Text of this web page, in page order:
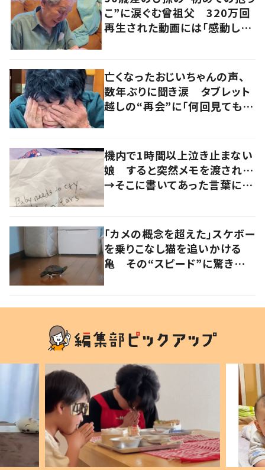
こ”に涙ぐむ曾祖父 320万回
再生された動画には「感動し
亡くなったおじいちゃんの声、
数年ぶりに聞き涙 タブレット
越しの“再会”に「何回見ても泣
機内で1時間以上泣き止まない
娘 すると突然メモを渡され…
→そこに書いてあった言葉に
「カメの概念を超えた」スケボー
を乗りこなし猫を追いかける
亀 その“スピード”に驚きの